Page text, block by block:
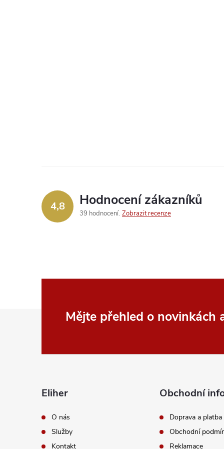
4,8 Hodnocení zákazníků
39 hodnocení Zobrazit recenze
Mějte přehled o novinkách
Eliher
O nás
Služby
Kontakt
Obchodní
Doprava a platba
Obchodní
Reklamace